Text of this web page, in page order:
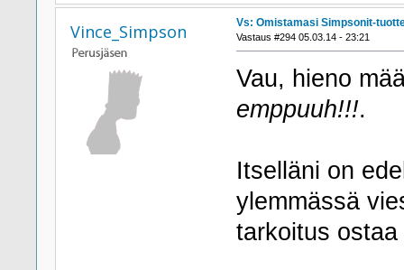
Vince_Simpson Vs: Omistamasi Simpsonit-
Vastaus #294 05.03.14 - 23:21
Vau, hieno
emppuuh!!!.
Itselläni on
ylemmässä
tarkoitus